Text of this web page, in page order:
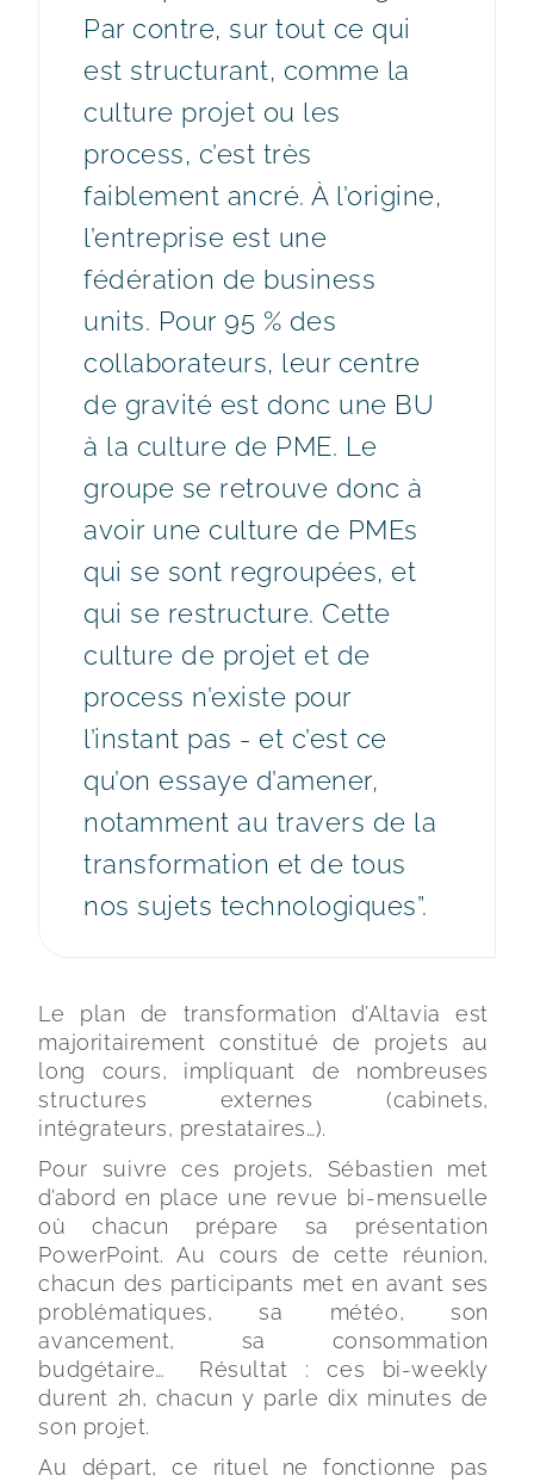
Par contre, sur tout ce qui
est structurant, comme la
culture projet ou les
process, c’est très
faiblement ancré. À l’origine,
l’entreprise est une
fédération de business
units. Pour 95 % des
collaborateurs, leur centre
de gravité est donc une BU
à la culture de PME. Le
groupe se retrouve donc à
avoir une culture de PMEs
qui se sont regroupées, et
qui se restructure. Cette
culture de projet et de
process n’existe pour
l’instant pas - et c’est ce
qu’on essaye d’amener,
notamment au travers de la
transformation et de tous
nos sujets technologiques”.
Le plan de transformation d’Altavia est
majoritairement constitué de projets au
long cours, impliquant de nombreuses
structures externes (cabinets,
intégrateurs, prestataires…).
Pour suivre ces projets, Sébastien met
d’abord en place une revue bi-mensuelle
où chacun prépare sa présentation
PowerPoint. Au cours de cette réunion,
chacun des participants met en avant ses
problématiques, sa météo, son
avancement, sa consommation
budgétaire…  Résultat : ces bi-weekly
durent 2h, chacun y parle dix minutes de
son projet.
Au départ, ce rituel ne fonctionne pas